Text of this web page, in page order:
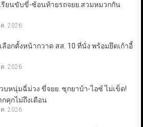
รียนขับขี่-ซ้อนท้ายรถจยย.สวมหมวกกัน
. 2026
ลือกตั้งหน้ากวาด สส. 10 ที่นั่ง พร้อมยึดเก้าอี้
. 2026
บหนุ่มฉี่ม่วง ขี่จยย. ซุกยาบ้า-ไอซ์ ไม่เข็ด!
กคุกไม่ถึงเดือน
. 2026